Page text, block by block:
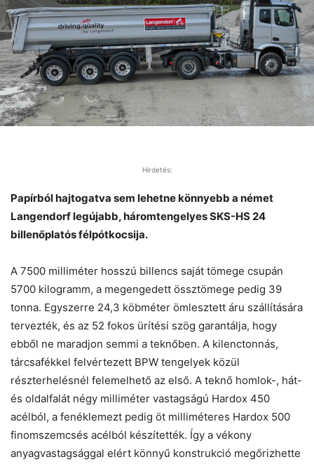
Hirdetés:
Papírból hajtogatva sem lehetne könnyebb a német
Langendorf legújabb, háromtengelyes SKS-HS 24
billenőplatós félpótkocsija.
A 7500 milliméter hosszú billencs saját tömege csupán
5700 kilogramm, a megengedett össztömege pedig 39
tonna. Egyszerre 24,3 köbméter ömlesztett áru szállítására
tervezték, és az 52 fokos ürítési szög garantálja, hogy
ebből ne maradjon semmi a teknőben. A kilenctonnás,
tárcsafékkel felvértezett BPW tengelyek közül
részterhelésnél felemelhető az első. A teknő homlok-, hát-
és oldalfalát négy milliméter vastagságú Hardox 450
acélból, a fenéklemezt pedig öt milliméteres Hardox 500
finomszemcsés acélból készítették. Így a vékony
anyagvastagsággal elért könnyű konstrukció megőrizhette